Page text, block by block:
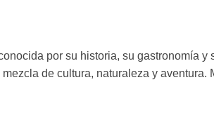
por su historia, su gastronomía
de cultura, naturaleza y